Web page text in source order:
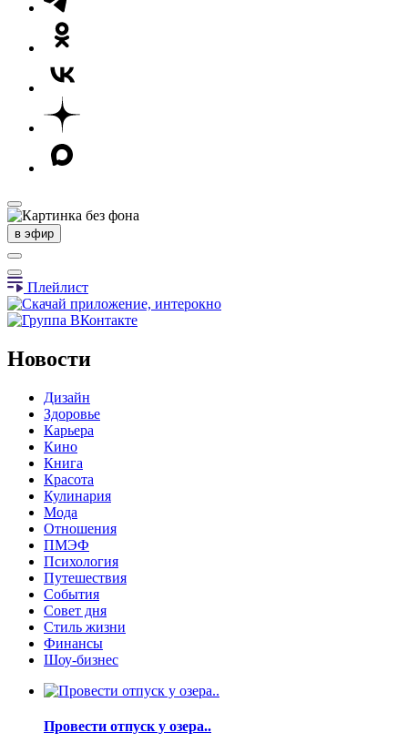
в эфир
Плейлист
Новости
Дизайн
Здоровье
Карьера
Кино
Книга
Красота
Кулинария
Мода
Отношения
ПМЭФ
Психология
Путешествия
События
Совет дня
Стиль жизни
Финансы
Шоу-бизнес
Провести отпуск у озера..